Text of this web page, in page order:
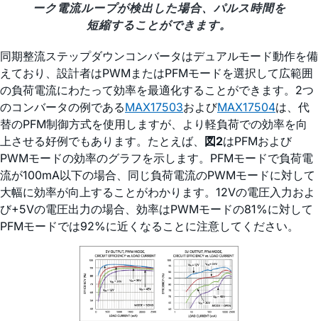
ーク電流ループが検出した場合、パルス時間を
短縮することができます。
同期整流ステップダウンコンバータはデュアルモード動作を備
えており、設計者はPWMまたはPFMモードを選択して広範囲
の負荷電流にわたって効率を最適化することができます。2つ
のコンバータの例であるMAX17503およびMAX17504は、代
替のPFM制御方式を使用しますが、より軽負荷での効率を向
上させる好例でもあります。たとえば、 図2はPFMおよび
PWMモードの効率のグラフを示します。PFMモードで負荷電
流が100mA以下の場合、同じ負荷電流のPWMモードに対して
大幅に効率が向上することがわかります。12Vの電圧入力およ
び+5Vの電圧出力の場合、効率はPWMモードの81%に対して
PFMモードでは92%に近くなることに注意してください。